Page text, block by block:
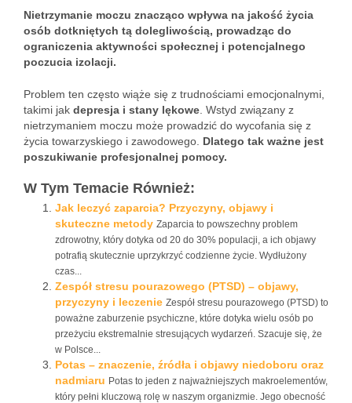
Nietrzymanie moczu znacząco wpływa na jakość życia
osób dotkniętych tą dolegliwością, prowadząc do
ograniczenia aktywności społecznej i potencjalnego
poczucia izolacji.
Problem ten często wiąże się z trudnościami emocjonalnymi,
takimi jak depresja i stany lękowe . Wstyd związany z
nietrzymaniem moczu może prowadzić do wycofania się z
życia towarzyskiego i zawodowego. Dlatego tak ważne jest
poszukiwanie profesjonalnej pomocy.
W Tym Temacie Również:
Jak leczyć zaparcia? Przyczyny, objawy i
skuteczne metody Zaparcia to powszechny problem
zdrowotny, który dotyka od 20 do 30% populacji, a ich objawy
potrafią skutecznie uprzykrzyć codzienne życie. Wydłużony
czas...
Zespół stresu pourazowego (PTSD) – objawy,
przyczyny i leczenie Zespół stresu pourazowego (PTSD) to
poważne zaburzenie psychiczne, które dotyka wielu osób po
przeżyciu ekstremalnie stresujących wydarzeń. Szacuje się, że
w Polsce...
Potas – znaczenie, źródła i objawy niedoboru oraz
nadmiaru Potas to jeden z najważniejszych makroelementów,
który pełni kluczową rolę w naszym organizmie. Jego obecność